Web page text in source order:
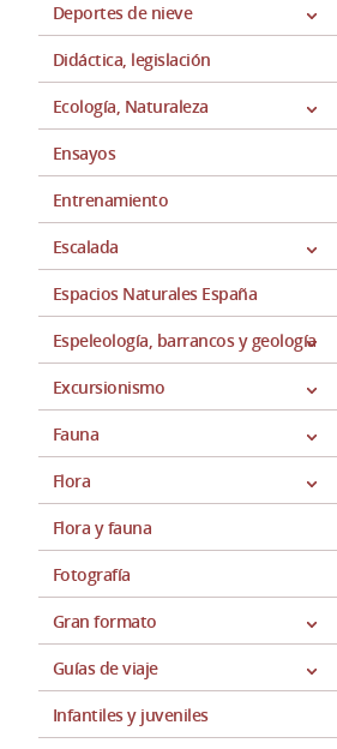
Deportes de nieve
Didáctica, legislación
Ecología, Naturaleza
Ensayos
Entrenamiento
Escalada
Espacios Naturales España
Espeleología, barrancos y geología
Excursionismo
Fauna
Flora
Flora y fauna
Fotografía
Gran formato
Guías de viaje
Infantiles y juveniles